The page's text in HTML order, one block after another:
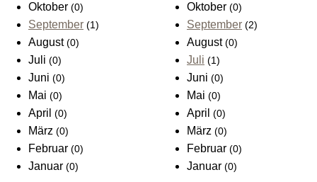
Oktober (0)
September (1)
August (0)
Juli (0)
Juni (0)
Mai (0)
April (0)
März (0)
Februar (0)
Januar (0)
Oktober(0)
September (2)
August(0)
Juli (1)
Juni(0)
Mai(0)
April(0)
März(0)
Februar(0)
Januar(0)